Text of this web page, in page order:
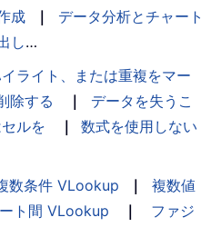
成 ｜
データ分析とチャート
し…
ライト、または重複をマー
除する ｜
データを失うこ
ルを
｜
数式を使用しない
数条件 VLookup ｜
複数値
ト間 VLookup ｜
ファジ